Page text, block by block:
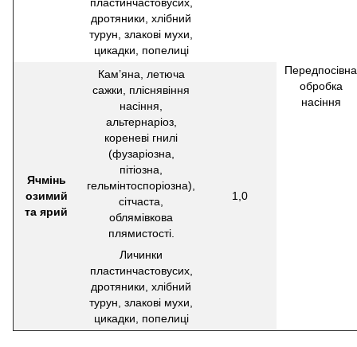
дротяники, хлібний
турун, злакові мухи,
цикадки, попелиці
Передпосівна
обробка
насіння
Ячмінь
озимий
та ярий
Кам’яна, летюча
сажки, пліснявіння
насіння,
альтернаріоз,
кореневі гнилі
(фузаріозна,
пітіозна,
гельмінтоспоріозна),
сітчаста,
облямівкова
плямистості.
Личинки
пластинчастовусих,
дротяники, хлібний
турун, злакові мухи,
цикадки, попелиці
1,0